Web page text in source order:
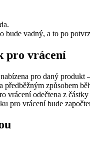
vadný, a to po
pro vrácení
pro daný
způsobem
vrácení odečtena z
pro vrácení bude